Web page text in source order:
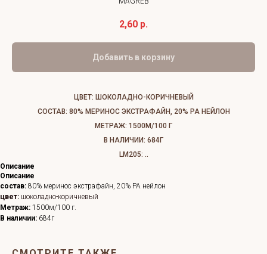
2,60 р.
Добавить в корзину
ЦВЕТ: ШОКОЛАДНО-КОРИЧНЕВЫЙ
СОСТАВ: 80% МЕРИНОС ЭКСТРАФАЙН, 20% PA НЕЙЛОН
МЕТРАЖ: 1500М/100 Г
В НАЛИЧИИ: 684Г
LM205: ..
Описание
Описание
состав: 80% меринос экстрафайн, 20% PA нейлон
цвет: шоколадно-коричневый
Метраж: 1500м/100 г.
В наличии: 684г